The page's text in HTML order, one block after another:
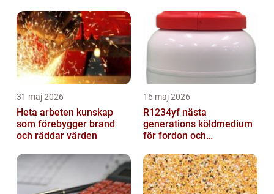
31 maj 2026
Heta arbeten kunskap
som förebygger brand
och räddar värden
16 maj 2026
R1234yf nästa
generations köldmedium
för fordon och